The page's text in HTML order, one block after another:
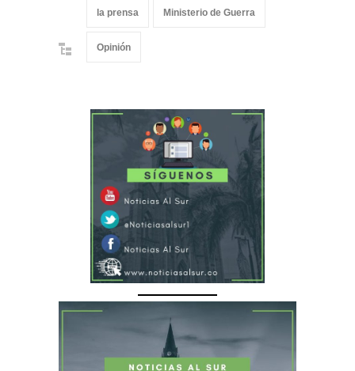
la prensa Ministerio de Guerra
Opinión